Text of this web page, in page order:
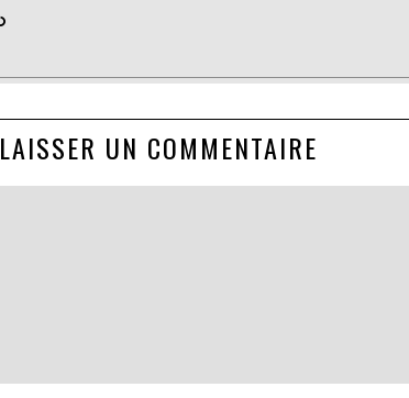
LAISSER UN COMMENTAIRE